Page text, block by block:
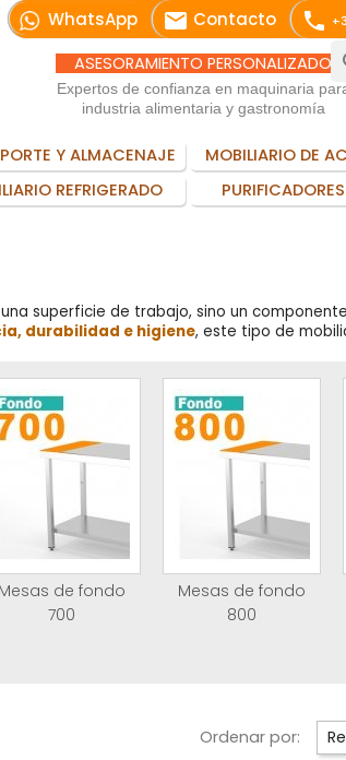
WhatsApp email Contacto call
ASESORAMIENTO PERSONALIZADO
Expertos de confianza en maquinaria
industria alimentaria y gastronomía
Y ALMACENAJE MOBILIARIO DE
REFRIGERADO
superficie de trabajo, sino un
durabilidad e higiene, este tipo de
Mesas de fondo
700
Mesas de fondo
800
Ordenar por: